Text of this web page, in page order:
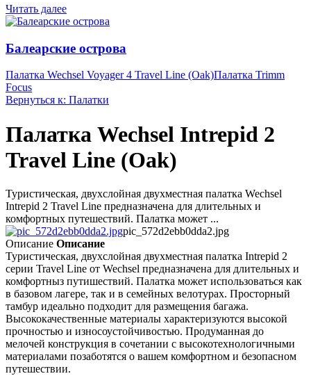
Читать далее
Балеарские острова
Палатка Wechsel Voyager 4 Travel Line (Oak)Палатка Trimm
Focus
Вернуться к: Палатки
Палатка Wechsel Intrepid 2
Travel Line (Oak)
Туристическая, двухслойная двухместная палатка Wechsel
Intrepid 2 Travel Line предназначена для длительных и
комфортных путешествий. Палатка может ...
pic_572d2ebb0dda2.jpg
Описание Описание
Туристическая, двухслойная двухместная палатка Intrepid 2
серии Travel Line от Wechsel предназначена для длительных и
комфортныз путишествий. Палатка может использоваться как
в базовом лагере, так и в семейных велотурах. Просторный
тамбур идеально подходит для размещения багажа.
Высококачественные материалы характеризуются высокой
прочностью и износоустойчивостью. Продуманная до
мелочей конструкция в сочетании с высокотехнологичными
материалами позаботятся о вашем комфортном и безопасном
путешествии.